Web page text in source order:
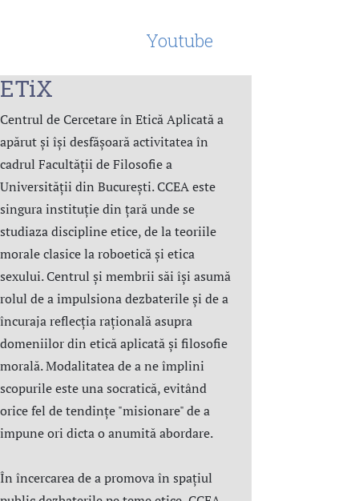
Youtube
ETiX
Centrul de Cercetare în Etică Aplicată a
apărut și își desfășoară activitatea în
cadrul Facultății de Filosofie a
Universității din București. CCEA este
singura instituție din țară unde se
studiaza discipline etice, de la teoriile
morale clasice la roboetică și etica
sexului. Centrul şi membrii săi îşi asumă
rolul de a impulsiona dezbaterile și de a
încuraja reflecția rațională asupra
domeniilor din etică aplicată şi filosofie
morală. Modalitatea de a ne împlini
scopurile este una socratică, evitând
orice fel de tendințe "misionare" de a
impune ori dicta o anumită abordare.
În încercarea de a promova în spațiul